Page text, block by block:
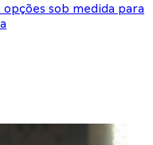
sob medida para